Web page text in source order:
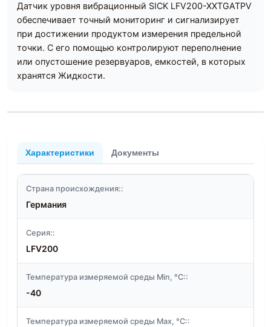
Датчик уровня вибрационный SICK LFV200-XXTGATPV
обеспечивает точный мониторинг и сигнализирует
при достижении продуктом измерения предельной
точки. С его помощью контролируют переполнение
или опустошение резервуаров, емкостей, в которых
хранятся Жидкости.
Характеристики Документы
Страна происхождения::
Германия
Серия::
LFV200
Температура измеряемой среды Min, °C::
-40
Температура измеряемой среды Max, °C::